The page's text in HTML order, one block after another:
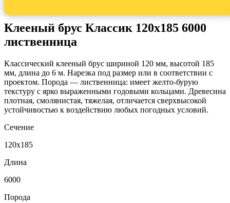
Клееный брус Классик 120x185 6000
лиственница
Классический клееный брус шириной 120 мм, высотой 185
мм, длина до 6 м. Нарезка под размер или в соответствии с
проектом. Порода — лиственница: имеет желто-бурую
текстуру с ярко выраженными годовыми кольцами. Древесина
плотная, смолянистая, тяжелая, отличается сверхвысокой
устойчивостью к воздействию любых погодных условий.
Сечение
120x185
Длина
6000
Порода